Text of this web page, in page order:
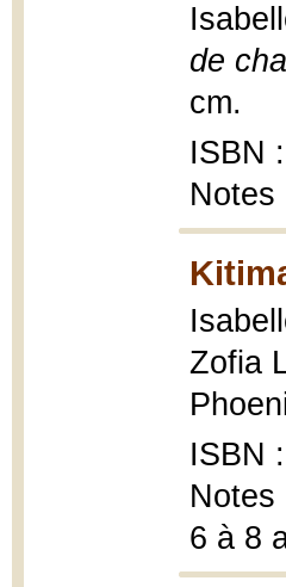
de
cm.
ISBN
Notes
Zofia
ISBN
Notes
6 à 8